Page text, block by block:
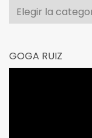
Categorías
GOGA RUIZ